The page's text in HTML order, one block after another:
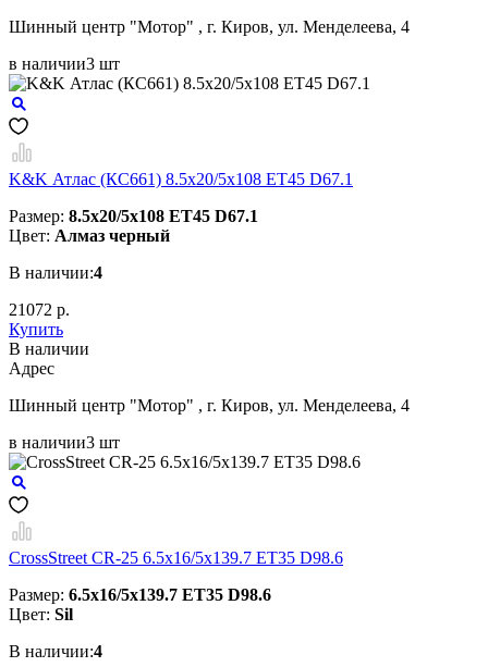
Шинный центр "Мотор" , г. Киров, ул. Менделеева, 4
в наличии3 шт
K&K Атлас (КС661) 8.5x20/5x108 ET45 D67.1
Размер: 8.5x20/5x108 ET45 D67.1
Цвет: Алмаз черный
В наличии:4
21072 р.
Купить
В наличии
Aдрес
Шинный центр "Мотор" , г. Киров, ул. Менделеева, 4
в наличии3 шт
CrossStreet CR-25 6.5x16/5x139.7 ET35 D98.6
Размер: 6.5x16/5x139.7 ET35 D98.6
Цвет: Sil
В наличии:4